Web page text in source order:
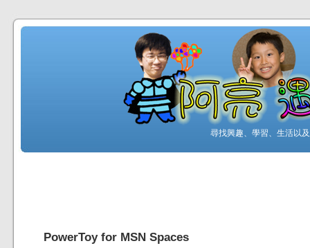
尋找興趣、學習、生活以
PowerToy for MSN Spaces